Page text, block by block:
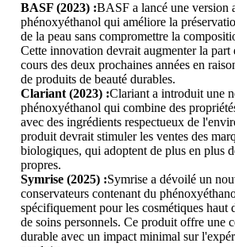
BASF (2023) :BASF a lancé une version
phénoxyéthanol qui améliore la
de la peau sans compromettre la
Cette innovation devrait augmenter la part
cours des deux prochaines années en
de produits de beauté durables.
Clariant (2023) :Clariant a introduit une
phénoxyéthanol qui combine des
avec des ingrédients respectueux de
produit devrait stimuler les ventes des
biologiques, qui adoptent de plus en plus
propres.
Symrise (2025) :Symrise a dévoilé un
conservateurs contenant du
spécifiquement pour les cosmétiques haut
de soins personnels. Ce produit offre une
durable avec un impact minimal sur